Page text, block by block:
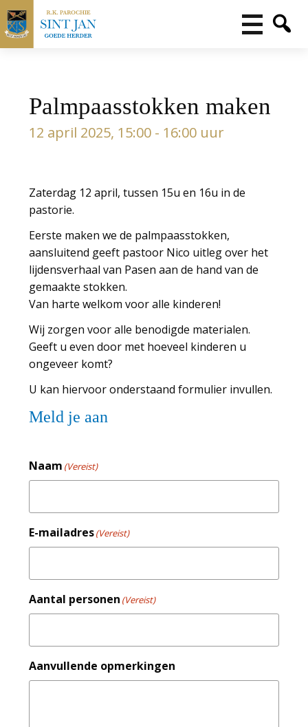
Palmpaasstokken maken
12 april 2025, 15:00 - 16:00 uur
Zaterdag 12 april, tussen 15u en 16u in de
pastorie.
Eerste maken we de palmpaasstokken,
aansluitend geeft pastoor Nico uitleg over het
lijdensverhaal van Pasen aan de hand van de
gemaakte stokken.
Van harte welkom voor alle kinderen!
Wij zorgen voor alle benodigde materialen.
Geeft u even door met hoeveel kinderen u
ongeveer komt?
U kan hiervoor onderstaand formulier invullen.
Meld je aan
Naam (Vereist)
E-mailadres(Vereist)
Aantal personen (Vereist)
Aanvullende opmerkingen